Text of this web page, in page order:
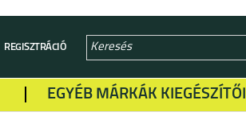
REGISZTRÁCIÓ
EGYÉB MÁRKÁK KIEGÉSZÍTŐI